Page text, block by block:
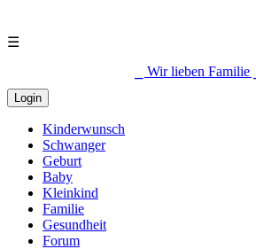
☰
⎯ Wir lieben Familie ⎯
Login
Kinderwunsch
Schwanger
Geburt
Baby
Kleinkind
Familie
Gesundheit
Forum